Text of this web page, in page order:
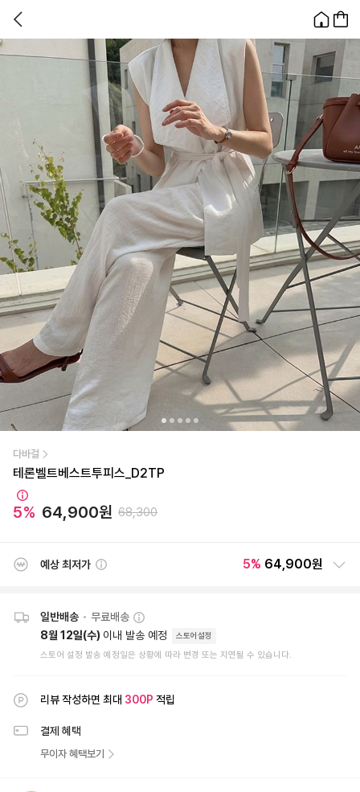
다바걸
테론벨트베스트투피스_D2TP
5% 64,900원 68,300
예상 최저가 5% 64,900원
일반배송 • 무료배송
8월 12일(수) 이내 발송 예정 스토어설정
스토어 설정 발송 예정일은 상황에 따라 변경 또는 지연될 수 있습니다.
리뷰 작성하면 최대 300P 적립
결제 혜택
무이자 혜택보기